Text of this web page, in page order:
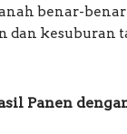
benar-
dan kesuburan
Panen